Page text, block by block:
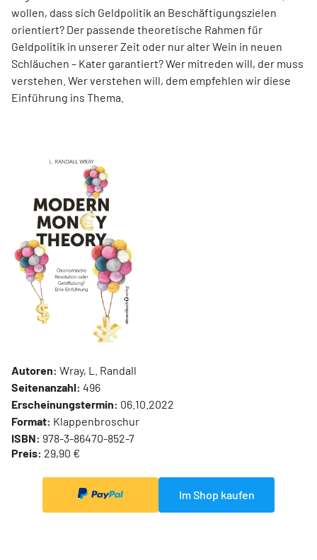
wollen, dass sich Geldpolitik an Beschäftigungszielen
orientiert? Der passende theoretische Rahmen für
Geldpolitik in unserer Zeit oder nur alter Wein in neuen
Schläuchen – Kater garantiert? Wer mitreden will, der muss
verstehen. Wer verstehen will, dem empfehlen wir diese
Einführung ins Thema.
Autoren: Wray, L. Randall
Seitenanzahl: 496
Erscheinungstermin: 06.10.2022
Format: Klappenbroschur
ISBN: 978-3-86470-852-7
Preis: 29,90 €
Im Shop kaufen